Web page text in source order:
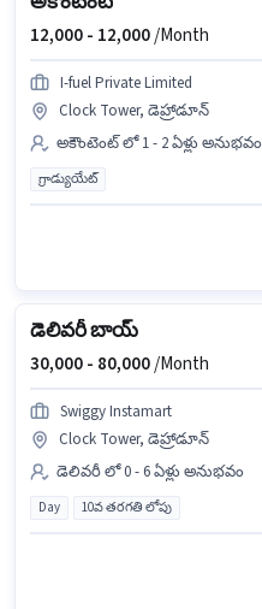
12,000 - 12,000/Month
I-fuel Private Limited
Clock Tower, డెహ్రాడూన్
అకౌంటెంట్ లో 1 - 2 ఏళ్లు అనుభవం
గ్రాడ్యుయేట్
డెలివరీ బాయ్
30,000 - 80,000/Month
Swiggy Instamart
Clock Tower, డెహ్రాడూన్
డెలివరీ లో 0 - 6 ఏళ్లు అనుభవం
Day 10వ తరగతి లోపు